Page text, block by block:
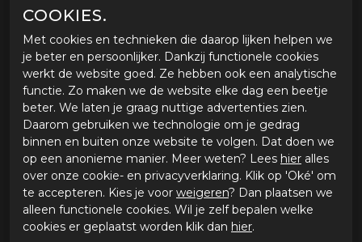
COOKIES.
Met cookies en technieken die daarop lijken helpen we
je beter en persoonlijker. Dankzij functionele cookies
werkt de website goed. Ze hebben ook een analytische
functie. Zo maken we de website elke dag een beetje
beter. We laten je graag nuttige advertenties zien.
Daarom gebruiken we technologie om je gedrag
binnen en buiten onze website te volgen. Dat doen we
op een anonieme manier. Meer weten? Lees hier alles
over onze cookie- en privacyverklaring. Klik op 'Oké' om
te accepteren. Kies je voor weigeren? Dan plaatsen we
alleen functionele cookies. Wil je zelf bepalen welke
cookies er geplaatst worden klik dan hier.